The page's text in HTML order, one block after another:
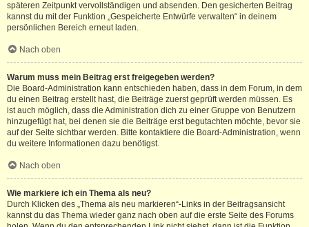
späteren Zeitpunkt vervollständigen und absenden. Den gesicherten Beitrag
kannst du mit der Funktion „Gespeicherte Entwürfe verwalten“ in deinem
persönlichen Bereich erneut laden.
Nach oben
Warum muss mein Beitrag erst freigegeben werden?
Die Board-Administration kann entschieden haben, dass in dem Forum, in dem
du einen Beitrag erstellt hast, die Beiträge zuerst geprüft werden müssen. Es
ist auch möglich, dass die Administration dich zu einer Gruppe von Benutzern
hinzugefügt hat, bei denen sie die Beiträge erst begutachten möchte, bevor sie
auf der Seite sichtbar werden. Bitte kontaktiere die Board-Administration, wenn
du weitere Informationen dazu benötigst.
Nach oben
Wie markiere ich ein Thema als neu?
Durch Klicken des „Thema als neu markieren“-Links in der Beitragsansicht
kannst du das Thema wieder ganz nach oben auf die erste Seite des Forums